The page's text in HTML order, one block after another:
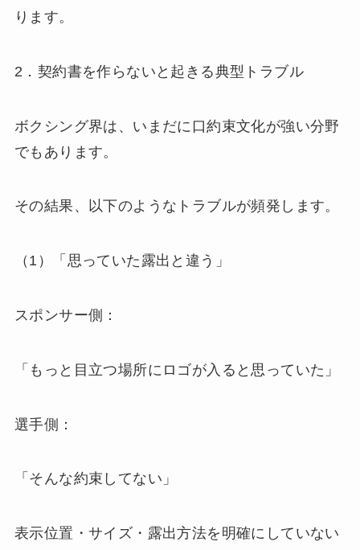
ります。
2．契約書を作らないと起きる典型トラブル
ボクシング界は、いまだに口約束文化が強い分野
でもあります。
その結果、以下のようなトラブルが頻発します。
（1）「思っていた露出と違う」
スポンサー側：
「もっと目立つ場所にロゴが入ると思っていた」
選手側：
「そんな約束してない」
表示位置・サイズ・露出方法を明確にしていない